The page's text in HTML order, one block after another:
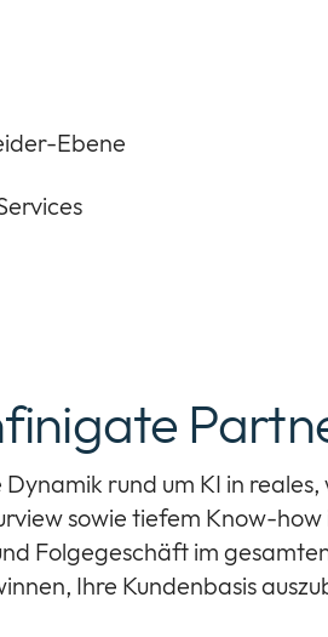
Ebene
rund um KI in
sowie tiefem Know-
Folgegeschäft im
Ihre Kundenbasis